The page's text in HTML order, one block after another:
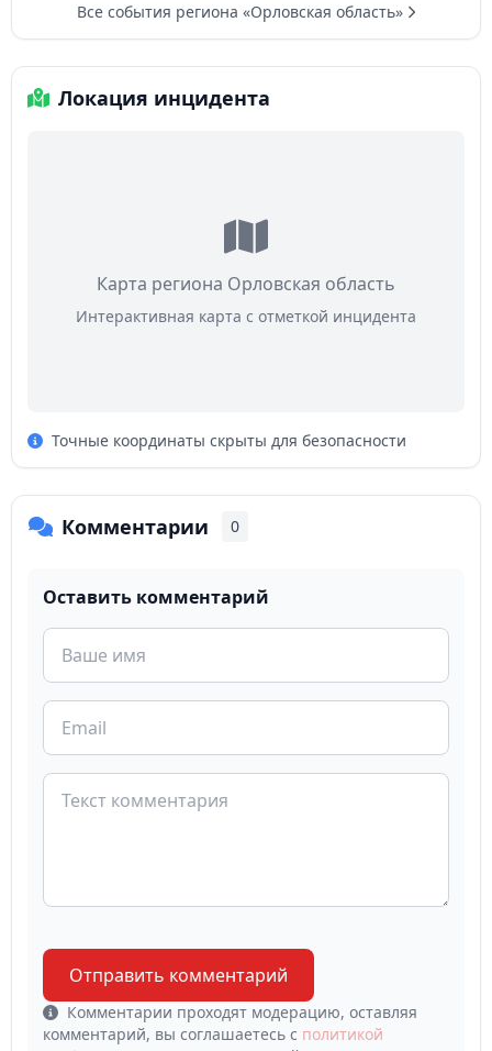
Все события региона «Орловская область»
Локация инцидента
Карта региона Орловская область
Интерактивная карта с отметкой инцидента
Точные координаты скрыты для безопасности
Комментарии 0
Оставить комментарий
Отправить комментарий
Комментарии проходят модерацию, оставляя
комментарий, вы соглашаетесь с политикой